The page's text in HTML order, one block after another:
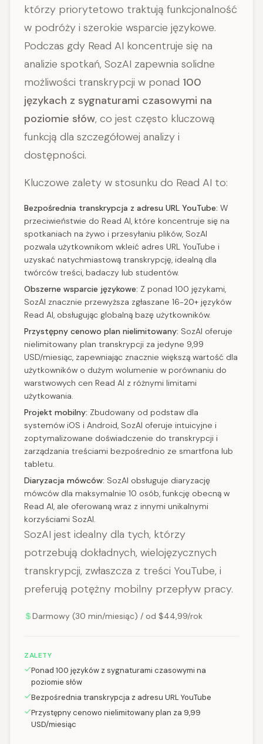
którzy priorytetowo traktują funkcjonalność
w podróży i szerokie wsparcie językowe.
Podczas gdy Read AI koncentruje się na
analizie spotkań, SozAI zapewnia solidne
możliwości transkrypcji w ponad 100
językach z sygnaturami czasowymi na
poziomie słów, co jest często kluczową
funkcją dla szczegółowej analizy i
dostępności.
Kluczowe zalety w stosunku do Read AI to:
Bezpośrednia transkrypcja z adresu URL YouTube: W
przeciwieństwie do Read AI, które koncentruje się na
spotkaniach na żywo i przesyłaniu plików, SozAI
pozwala użytkownikom wkleić adres URL YouTube i
uzyskać natychmiastową transkrypcję, idealną dla
twórców treści, badaczy lub studentów.
Obszerne wsparcie językowe: Z ponad 100 językami,
SozAI znacznie przewyższa zgłaszane 16-20+ języków
Read AI, obsługując globalną bazę użytkowników.
Przystępny cenowo plan nielimitowany: SozAI oferuje
nielimitowany plan transkrypcji za jedyne 9,99
USD/miesiąc, zapewniając znacznie większą wartość dla
użytkowników o dużym wolumenie w porównaniu do
warstwowych cen Read AI z różnymi limitami
użytkowania.
Projekt mobilny: Zbudowany od podstaw dla
systemów iOS i Android, SozAI oferuje intuicyjne i
zoptymalizowane doświadczenie do transkrypcji i
zarządzania treściami bezpośrednio ze smartfona lub
tabletu.
Diaryzacja mówców: SozAI obsługuje diaryzację
mówców dla maksymalnie 10 osób, funkcję obecną w
Read AI, ale oferowaną wraz z innymi unikalnymi
korzyściami SozAI.
SozAI jest idealny dla tych, którzy
potrzebują dokładnych, wielojęzycznych
transkrypcji, zwłaszcza z treści YouTube, i
preferują potężny mobilny przepływ pracy.
Darmowy (30 min/miesiąc) / od $44,99/rok
ZALETY
Ponad 100 języków z sygnaturami czasowymi na
poziomie słów
Bezpośrednia transkrypcja z adresu URL YouTube
Przystępny cenowo nielimitowany plan za 9,99
USD/miesiąc